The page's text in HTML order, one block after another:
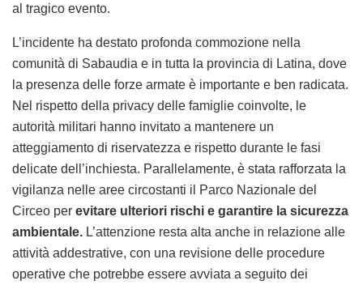
al tragico evento.
L’incidente ha destato profonda commozione nella
comunità di Sabaudia e in tutta la provincia di Latina, dove
la presenza delle forze armate è importante e ben radicata.
Nel rispetto della privacy delle famiglie coinvolte, le
autorità militari hanno invitato a mantenere un
atteggiamento di riservatezza e rispetto durante le fasi
delicate dell’inchiesta. Parallelamente, è stata rafforzata la
vigilanza nelle aree circostanti il Parco Nazionale del
Circeo per evitare ulteriori rischi e garantire la sicurezza
ambientale. L’attenzione resta alta anche in relazione alle
attività addestrative, con una revisione delle procedure
operative che potrebbe essere avviata a seguito dei